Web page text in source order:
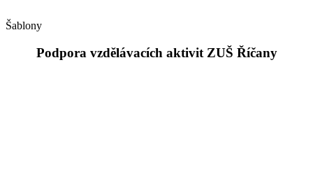
Šablony
Podpora vzdělávacích aktivit ZUŠ Říčany